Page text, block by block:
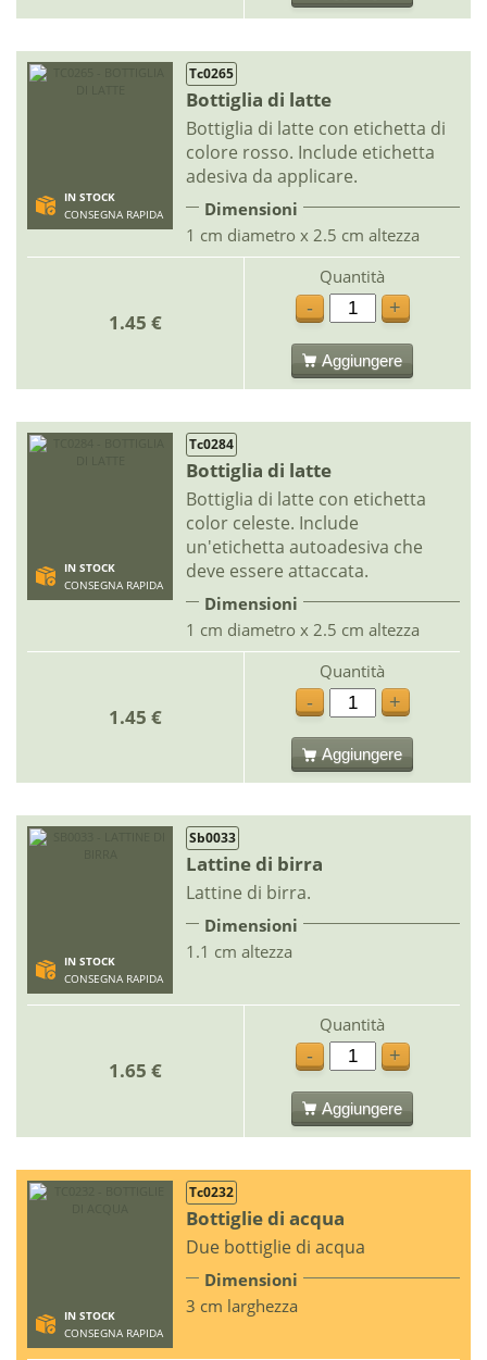
IN STOCK
CONSEGNA RAPIDA
Tc0265
Bottiglia di latte
Bottiglia di latte con etichetta di
colore rosso. Include etichetta
adesiva da applicare.
Dimensioni
1 cm diametro x 2.5 cm altezza
1.45 €
Quantità
-
+
Aggiungere
IN STOCK
CONSEGNA RAPIDA
Tc0284
Bottiglia di latte
Bottiglia di latte con etichetta
color celeste. Include
un'etichetta autoadesiva che
deve essere attaccata.
Dimensioni
1 cm diametro x 2.5 cm altezza
1.45 €
Quantità
-
+
Aggiungere
IN STOCK
CONSEGNA RAPIDA
Sb0033
Lattine di birra
Lattine di birra.
Dimensioni
1.1 cm altezza
1.65 €
Quantità
-
+
Aggiungere
IN STOCK
CONSEGNA RAPIDA
Tc0232
Bottiglie di acqua
Due bottiglie di acqua
Dimensioni
3 cm larghezza